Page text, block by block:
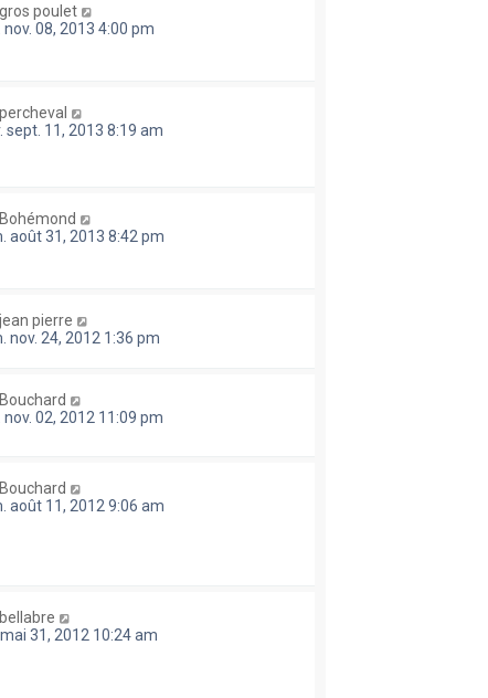
gros poulet
nov. 08, 2013 4:00 pm
percheval
sept. 11, 2013 8:19 am
Bohémond
août 31, 2013 8:42 pm
jean pierre
nov. 24, 2012 1:36 pm
Bouchard
nov. 02, 2012 11:09 pm
Bouchard
août 11, 2012 9:06 am
bellabre
31, 2012 10:24 am